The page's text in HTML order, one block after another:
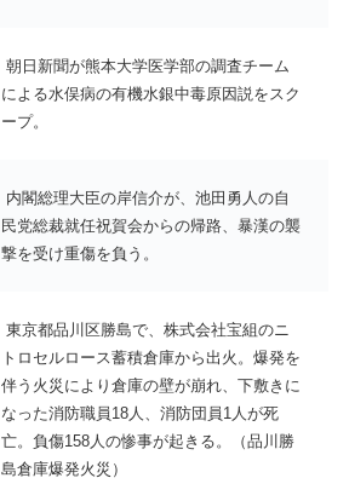
朝日新聞が熊本大学医学部の調査チーム
による水俣病の有機水銀中毒原因説をスク
ープ。
内閣総理大臣の岸信介が、池田勇人の自
民党総裁就任祝賀会からの帰路、暴漢の襲
撃を受け重傷を負う。
東京都品川区勝島で、株式会社宝組のニ
トロセルロース蓄積倉庫から出火。爆発を
伴う火災により倉庫の壁が崩れ、下敷きに
なった消防職員18人、消防団員1人が死
亡。負傷158人の惨事が起きる。（品川勝
島倉庫爆発火災）